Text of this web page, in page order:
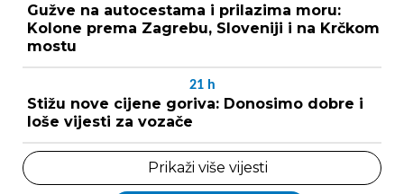
Gužve na autocestama i prilazima moru:
Kolone prema Zagrebu, Sloveniji i na Krčkom
mostu
21 h
Stižu nove cijene goriva: Donosimo dobre i
loše vijesti za vozače
Prikaži više vijesti